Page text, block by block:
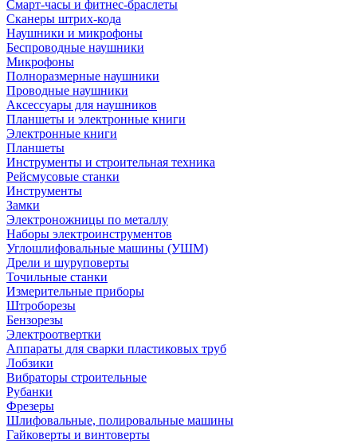
Смарт-часы и фитнес-браслеты
Сканеры штрих-кода
Наушники и микрофоны
Беспроводные наушники
Микрофоны
Полноразмерные наушники
Проводные наушники
Аксессуары для наушников
Планшеты и электронные книги
Электронные книги
Планшеты
Инструменты и строительная техника
Рейсмусовые станки
Инструменты
Замки
Электроножницы по металлу
Наборы электроинструментов
Углошлифовальные машины (УШМ)
Дрели и шуруповерты
Точильные станки
Измерительные приборы
Штроборезы
Бензорезы
Электроотвертки
Аппараты для сварки пластиковых труб
Лобзики
Вибраторы строительные
Рубанки
Фрезеры
Шлифовальные, полировальные машины
Гайковерты и винтоверты